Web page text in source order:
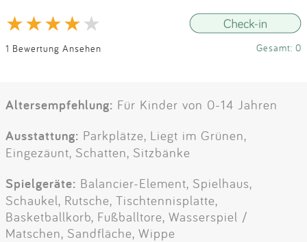
1 Bewertung Ansehen Gesamt: 0
Altersempfehlung: Für Kinder von 0-14 Jahren
Ausstattung: Parkplätze, Liegt im Grünen,
Eingezäunt, Schatten, Sitzbänke
Spielgeräte: Balancier-Element, Spielhaus,
Schaukel, Rutsche, Tischtennisplatte,
Basketballkorb, Fußballtore, Wasserspiel /
Matschen, Sandfläche, Wippe